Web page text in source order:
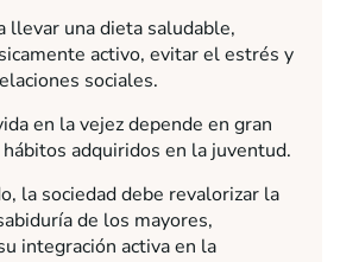
llevar una dieta saludable,
activo, evitar el estrés y
sociales.
en la vejez depende en gran
adquiridos en la juventud.
la sociedad debe revalorizar la
de los mayores,
integración activa en la